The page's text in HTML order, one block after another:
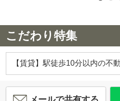
こだわり特集
【賃貸】駅徒歩10分以内の不